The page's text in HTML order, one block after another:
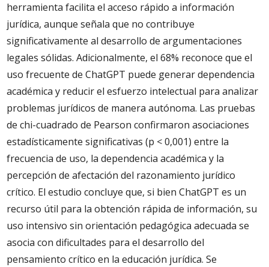
herramienta facilita el acceso rápido a información
jurídica, aunque señala que no contribuye
significativamente al desarrollo de argumentaciones
legales sólidas. Adicionalmente, el 68% reconoce que el
uso frecuente de ChatGPT puede generar dependencia
académica y reducir el esfuerzo intelectual para analizar
problemas jurídicos de manera autónoma. Las pruebas
de chi-cuadrado de Pearson confirmaron asociaciones
estadísticamente significativas (p < 0,001) entre la
frecuencia de uso, la dependencia académica y la
percepción de afectación del razonamiento jurídico
crítico. El estudio concluye que, si bien ChatGPT es un
recurso útil para la obtención rápida de información, su
uso intensivo sin orientación pedagógica adecuada se
asocia con dificultades para el desarrollo del
pensamiento crítico en la educación jurídica. Se